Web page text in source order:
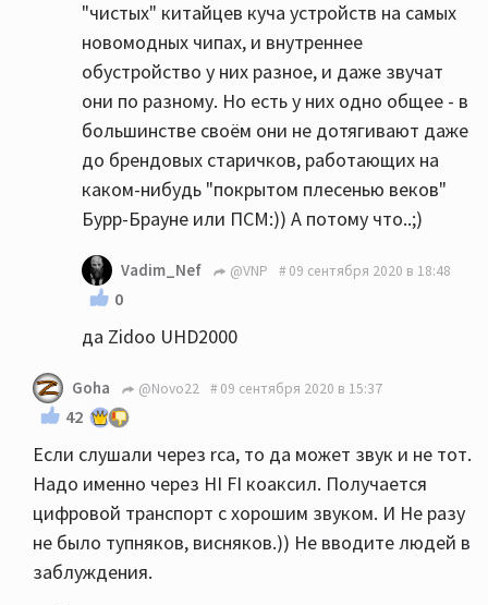
"чистых" китайцев куча устройств на самых
новомодных чипах, и внутреннее
обустройство у них разное, и даже звучат
они по разному. Но есть у них одно общее - в
большинстве своём они не дотягивают даже
до брендовых старичков, работающих на
каком-нибудь "покрытом плесенью веков"
Бурр-Брауне или ПСМ:)) А потому что..;)
Vadim_Nef @VNP 09 сентября 2020 в 18:48
0
да Zidoo UHD2000
Goha @Novo22 09 сентября 2020 в 15:37
42
Если слушали через rca, то да может звук и не тот.
Надо именно через HI FI коаксил. Получается
цифровой транспорт с хорошим звуком. И Не разу
не было тупняков, висняков.)) Не вводите людей в
заблуждения.